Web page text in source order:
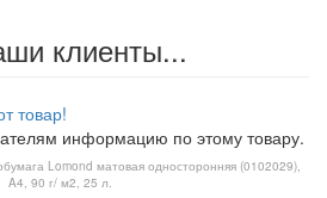
клиенты...
товар!
информацию по этому товару.
Lomond матовая односторонняя (0102029),
A4, 90 г/ м2, 25 л.